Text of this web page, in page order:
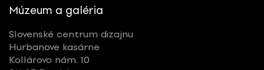
Múzeum a galéria
Slovenské centrum dizajnu
Hurbanove kasárne
Kollárovo nám. 10